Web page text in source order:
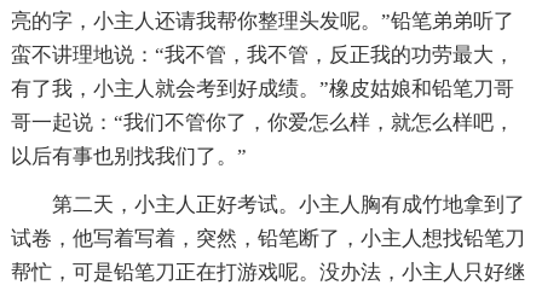
亮的字，小主人还请我帮你整理头发呢。”铅笔弟弟听了
蛮不讲理地说：“我不管，我不管，反正我的功劳最大，
有了我，小主人就会考到好成绩。”橡皮姑娘和铅笔刀哥
哥一起说：“我们不管你了，你爱怎么样，就怎么样吧，
以后有事也别找我们了。”
第二天，小主人正好考试。小主人胸有成竹地拿到了
试卷，他写着写着，突然，铅笔断了，小主人想找铅笔刀
帮忙，可是铅笔刀正在打游戏呢。没办法，小主人只好继